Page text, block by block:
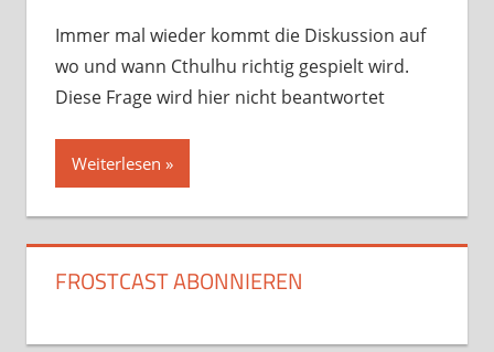
Immer mal wieder kommt die Diskussion auf
wo und wann Cthulhu richtig gespielt wird.
Diese Frage wird hier nicht beantwortet
Weiterlesen
FROSTCAST ABONNIEREN